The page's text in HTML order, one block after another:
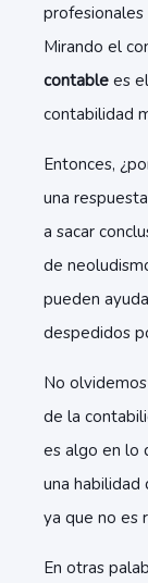
Mirando el
contable es
contabilidad
Entonces,
una
a sacar
de
pueden
despedidos
No
de la
es algo en lo
una habilidad
ya que no es
En otras